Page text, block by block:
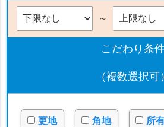
～
こだわり条
（複数選択可）
更地 角地 所